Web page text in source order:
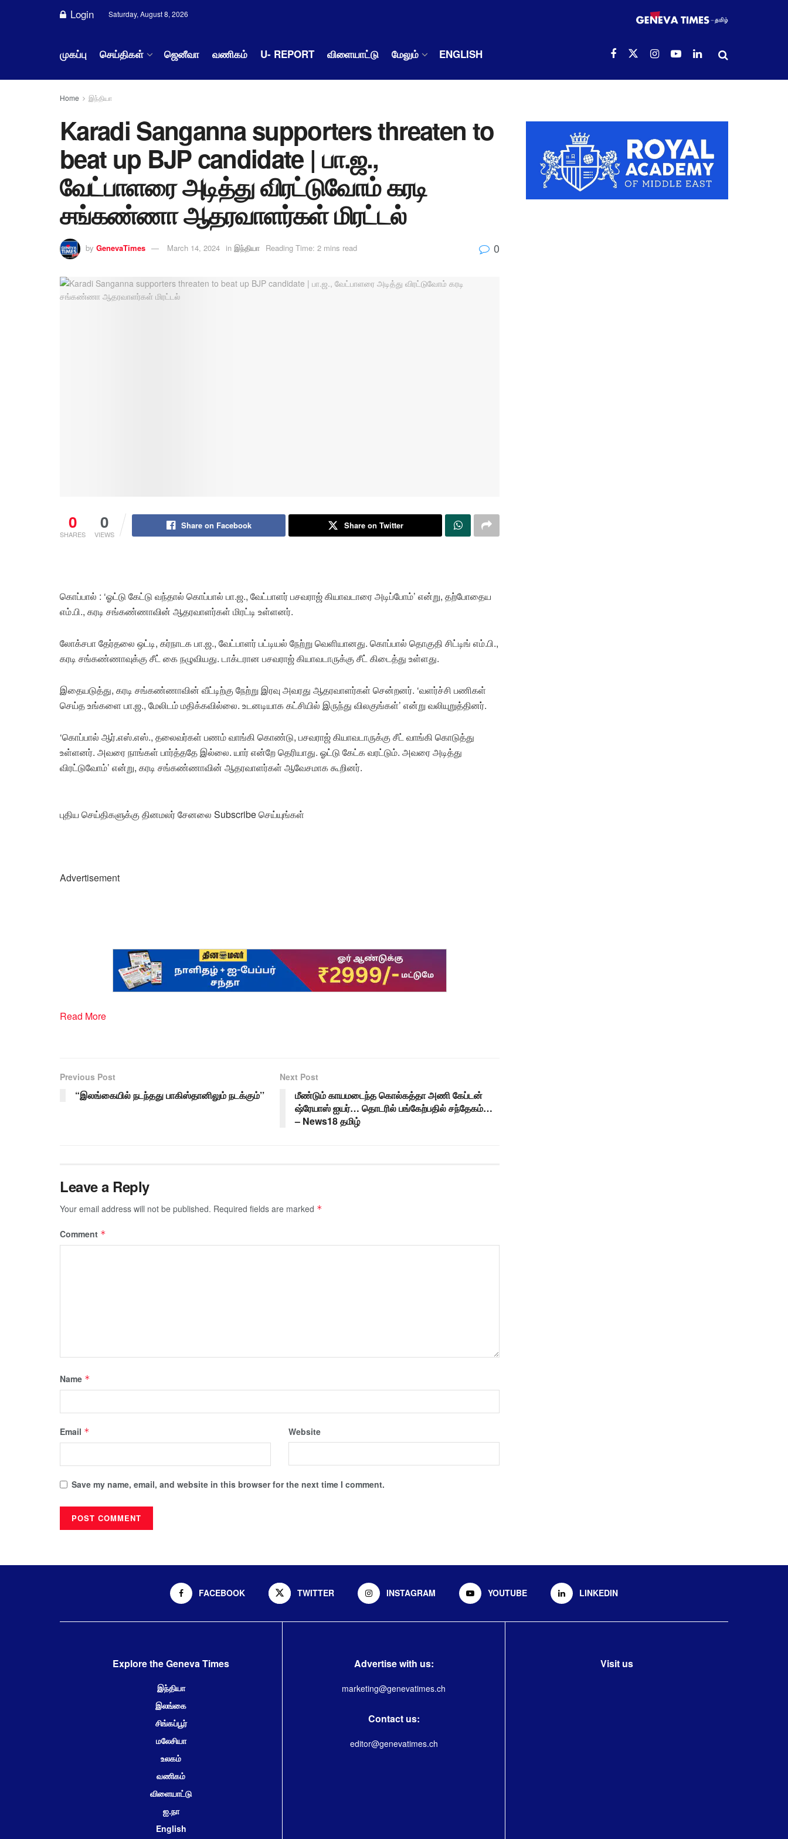
Login Saturday, August 8, 2026
முகப்பு செய்திகள் ஜெனீவா வணிகம் U- REPORT விளையாட்டு மேலும் ENGLISH
Home இந்தியா
Karadi Sanganna supporters threaten to
beat up BJP candidate | பா.ஜ.,
வேட்பாளரை அடித்து விரட்டுவோம் கரடி
சங்கண்ணா ஆதரவாளர்கள் மிரட்டல்
by GenevaTimes March 14, 2024 in இந்தியா Reading Time: 2 mins read 0
0
SHARES
0
VIEWS
Share on Facebook Share on Twitter
கொப்பால் : ‘ஓட்டு கேட்டு வந்தால் கொப்பால் பா.ஜ., வேட்பாளர் பசவராஜ் கியாவடாரை அடிப்போம்’ என்று, தற்போதைய
எம்.பி., கரடி சங்கண்ணாவின் ஆதரவாளர்கள் மிரட்டி உள்ளனர்.
லோக்சபா தேர்தலை ஒட்டி, கர்நாடக பா.ஜ., வேட்பாளர் பட்டியல் நேற்று வெளியானது. கொப்பால் தொகுதி சிட்டிங் எம்.பி.,
கரடி சங்கண்ணாவுக்கு சீட் கை நழுவியது. டாக்டரான பசவராஜ் கியாவடாருக்கு சீட் கிடைத்து உள்ளது.
இதையடுத்து, கரடி சங்கண்ணாவின் வீட்டிற்கு நேற்று இரவு அவரது ஆதரவாளர்கள் சென்றனர். ‘வளர்ச்சி பணிகள்
செய்த உங்களை பா.ஜ., மேலிடம் மதிக்கவில்லை. உடனடியாக கட்சியில் இருந்து விலகுங்கள்’ என்று வலியுறுத்தினர்.
‘கொப்பால் ஆர்.எஸ்.எஸ்., தலைவர்கள் பணம் வாங்கி கொண்டு, பசவராஜ் கியாவடாருக்கு சீட் வாங்கி கொடுத்து
உள்ளனர். அவரை நாங்கள் பார்த்ததே இல்லை. யார் என்றே தெரியாது. ஓட்டு கேட்க வரட்டும். அவரை அடித்து
விரட்டுவோம்’ என்று, கரடி சங்கண்ணாவின் ஆதரவாளர்கள் ஆவேசமாக கூறினர்.
புதிய செய்திகளுக்கு தினமலர் சேனலை Subscribe செய்யுங்கள்
Advertisement
Read More
Previous Post
“இலங்கையில் நடந்தது பாகிஸ்தானிலும் நடக்கும்’’
Next Post
மீண்டும் காயமடைந்த கொல்கத்தா அணி கேப்டன்
ஷ்ரேயாஸ் ஐயர்… தொடரில் பங்கேற்பதில் சந்தேகம்…
– News18 தமிழ்
Leave a Reply
Your email address will not be published. Required fields are marked *
Comment *
Name *
Email * Website
Save my name, email, and website in this browser for the next time I comment.
FACEBOOK TWITTER INSTAGRAM YOUTUBE LINKEDIN
Explore the Geneva Times
இந்தியா
இலங்கை
சிங்கப்பூர்
மலேசியா
உலகம்
வணிகம்
விளையாட்டு
ஐ.நா
English
Advertise with us:
marketing@genevatimes.ch
Contact us:
editor@genevatimes.ch
Visit us